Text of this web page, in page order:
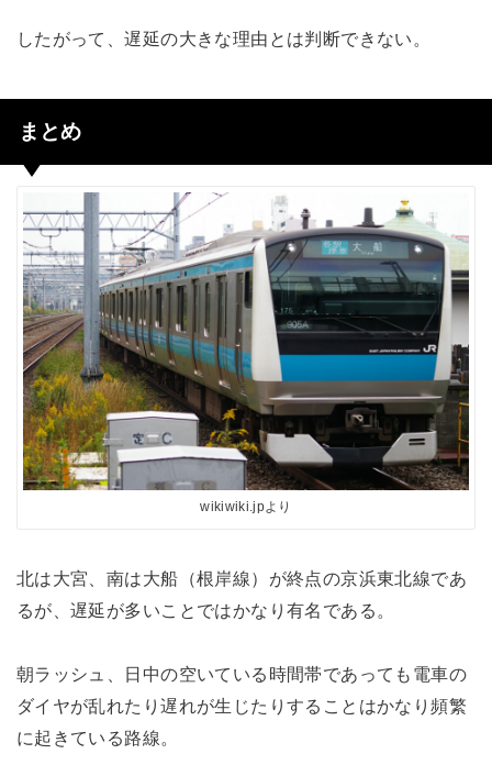
したがって、遅延の大きな理由とは判断できない。
まとめ
wikiwiki.jpより
北は大宮、南は大船（根岸線）が終点の京浜東北線であ
るが、遅延が多いことではかなり有名である。
朝ラッシュ、日中の空いている時間帯であっても電車の
ダイヤが乱れたり遅れが生じたりすることはかなり頻繁
に起きている路線。